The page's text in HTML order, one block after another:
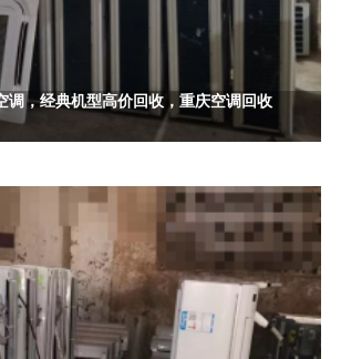
调，经典机型高价回收，重庆空调回收